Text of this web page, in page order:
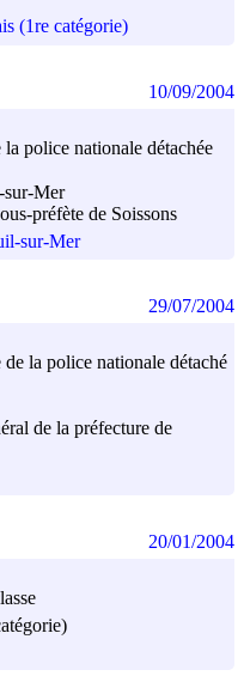
(1re catégorie)
police nationale détachée
sur-Mer
préfète de Soissons
sur-Mer
10/09/2004
la police nationale détaché
de la préfecture de
29/07/2004
20/01/2004